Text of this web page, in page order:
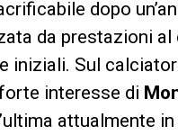
dopo
da prestazioni al
iniziali. Sul
interesse di
attualmente